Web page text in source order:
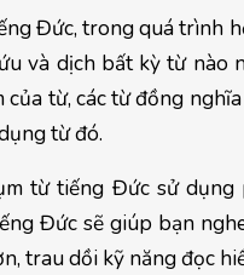
Đức, trong quá trình
và dịch bất kỳ từ nào
của từ, các từ đồng
từ đó.
từ tiếng Đức sử
Đức sẽ giúp bạn
trau dồi kỹ năng đọc